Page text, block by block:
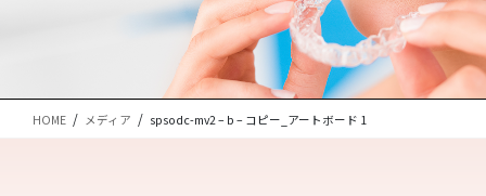
HOME メディア spsodc-mv2 – b – コピー_アートボード 1